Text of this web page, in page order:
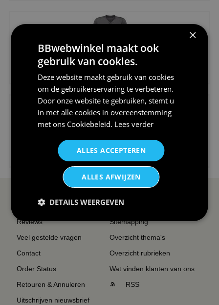
€24,95
V-hals shirt rood wit blauw st...
€24,95
SERVICE EN INFO
Reviews
Veel gestelde vragen
Contact
Order Status
Retouren & Annuleren
Uitschrijven nieuwsbrief
OVERZICHT
Sitemapping
Overzicht thema's
Overzicht rubrieken
Wat vinden klanten van ons
RSS
×
BBwebwinkel maakt ook
gebruik van cookies.
Deze website maakt gebruik van cookies
om de gebruikerservaring te verbeteren.
Door onze website te gebruiken, stemt u
in met alle cookies in overeenstemming
met ons Cookiebeleid. Lees verder
ALLES ACCEPTEREN
ALLES AFWIJZEN
DETAILS WEERGEVEN